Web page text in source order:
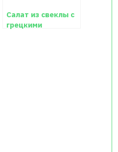
Салат из свеклы с
грецкими